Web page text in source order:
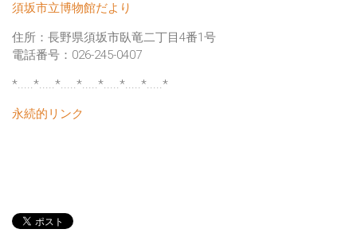
須坂市立博物館だより
住所：長野県須坂市臥竜二丁目4番1号
電話番号：026-245-0407
*.....*.....*.....*.....*.....*.....*.....*
永続的リンク